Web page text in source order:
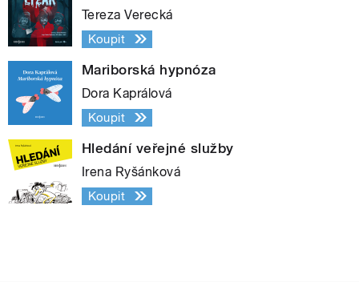
Tereza Verecká
Koupit
Mariborská hypnóza
Dora Kaprálová
Koupit
Hledání veřejné služby
Irena Ryšánková
Koupit